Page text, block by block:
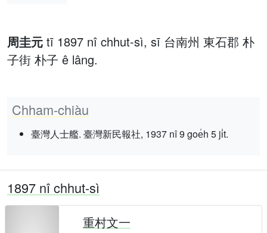
周圭元 tī 1897 nî chhut-sì, sī 台南州 東石郡 朴
子街 朴子 ê lâng.
Chham-chiàu
臺灣人士艦. 臺灣新民報社, 1937 nî 9 goe̍h 5 ji̍t.
1897 nî chhut-sì
重村文一